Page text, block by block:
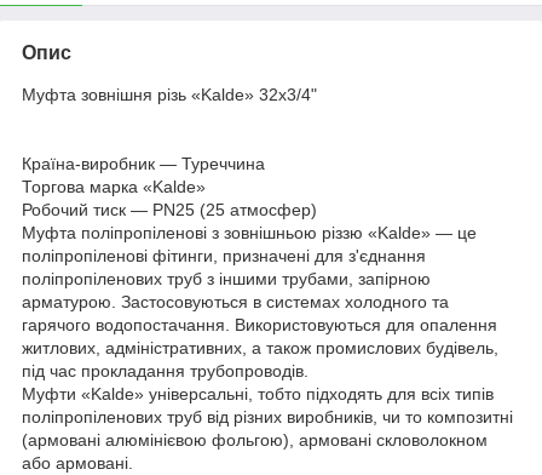
Опис
Муфта зовнішня різь «Kalde» 32х3/4"
Країна-виробник — Туреччина
Торгова марка «Kalde»
Робочий тиск — PN25 (25 атмосфер)
Муфта поліпропіленові з зовнішньою різзю «Kalde» — це
поліпропіленові фітинги, призначені для з'єднання
поліпропіленових труб з іншими трубами, запірною
арматурою. Застосовуються в системах холодного та
гарячого водопостачання. Використовуються для опалення
житлових, адміністративних, а також промислових будівель,
під час прокладання трубопроводів.
Муфти «Kalde» універсальні, тобто підходять для всіх типів
поліпропіленових труб від різних виробників, чи то композитні
(армовані алюмінієвою фольгою), армовані скловолокном
або армовані.